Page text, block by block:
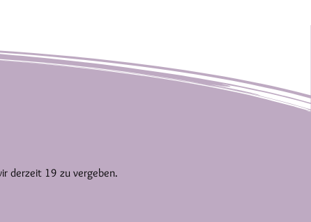
derzeit 19 zu vergeben.